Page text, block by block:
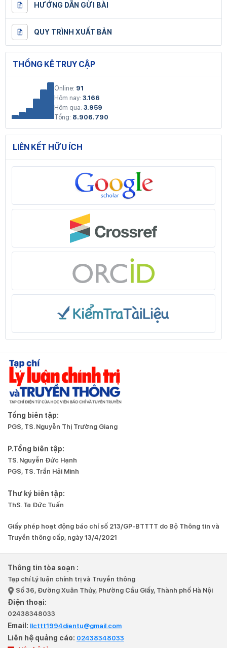
HƯỚNG DẪN GỬI BÀI
QUY TRÌNH XUẤT BẢN
THỐNG KÊ TRUY CẬP
Online: 91
Hôm nay: 3.166
Hôm qua: 3.959
Tổng: 8.906.790
LIÊN KẾT HỮU ÍCH
Tổng biên tập:
PGS, TS. Nguyễn Thị Trường Giang
P.Tổng biên tập:
TS. Nguyễn Đức Hạnh
PGS, TS. Trần Hải Minh
Thư ký biên tập:
ThS. Tạ Đức Tuấn
Giấy phép hoạt động báo chí số 213/GP-BTTTT do Bộ Thông tin và
Truyền thông cấp, ngày 13/4/2021
Thông tin tòa soạn :
Tạp chí Lý luận chính trị và Truyền thông
Số 36, Đường Xuân Thủy, Phường Cầu Giấy, Thành phố Hà Nội
Điện thoại:
02438348033
Email: llcttt1994dientu@gmail.com
Liên hệ quảng cáo: 02438348033